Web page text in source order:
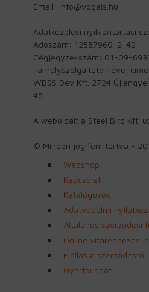
Email: info@vogels.hu
Adatkezelési nyilvántartási
Adószám: 12587960-2-42
Cégjegyzékszám: 01-09-
Tárhelyszolgáltató neve,
WBSS Dev Kft. 2724
48.
A weboldalt a Steel Bird Kft.
© Minden jog fenntartva -
Webshop
Kapcsolat
Katalógusok
Adatvédelmi
Általános szerződési
Online vitarendezési
Elállás a szerződéstől
Gyártói adat